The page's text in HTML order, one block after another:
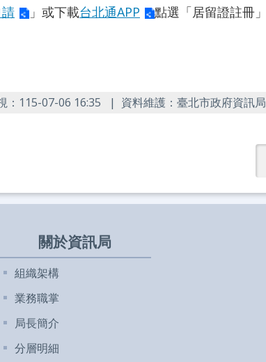
」或下載台北通APP
點選「居留證註冊」
：115-07-06 16:35 資料維護：臺北市政府資訊局
關於資訊局
組織架構
業務職掌
局長簡介
分層明細